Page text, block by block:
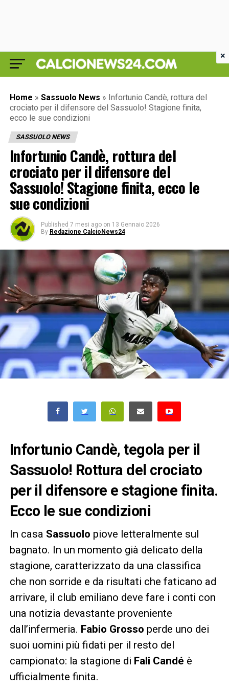
Home » Sassuolo News » Infortunio Candè, rottura del
crociato per il difensore del Sassuolo! Stagione finita,
ecco le sue condizioni
SASSUOLO NEWS
Infortunio Candè, rottura del
crociato per il difensore del
Sassuolo! Stagione finita, ecco le
sue condizioni
Published 7 mesi ago on 13 Gennaio 2026
By Redazione CalcioNews24
Infortunio Candè, tegola per il
Sassuolo! Rottura del crociato
per il difensore e stagione finita.
Ecco le sue condizioni
In casa Sassuolo piove letteralmente sul
bagnato. In un momento già delicato della
stagione, caratterizzato da una classifica
che non sorride e da risultati che faticano ad
arrivare, il club emiliano deve fare i conti con
una notizia devastante proveniente
dall’infermeria. Fabio Grosso perde uno dei
suoi uomini più fidati per il resto del
campionato: la stagione di Fali Candé è
ufficialmente finita.
×